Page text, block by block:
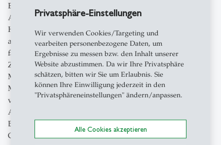
Privatsphäre-Einstellungen
Wir verwenden Cookies/Targeting und
vearbeiten personenbezogene Daten, um
Ergebnisse zu messen bzw. den Inhalt unserer
Website abzustimmen. Da wir Ihre Privatsphäre
schätzen, bitten wir Sie um Erlaubnis. Sie
können Ihre Einwilligung jederzeit in den
"Privatsphäreneinstellungen" ändern/anpassen.
Alle Cookies akzeptieren
Eingangs hielt Rektor Walter Adolf Jöhr eine kurze
Ansprache und legte mehrere Dokumente über die
Hochschule und die Institute in eine Metallkiste, die
anschliessend sorgsam verschweisst wurde. Unter
fachlicher Anleitung legte jedes Senatsmitglied einen
Ziegelstein im Verbund in den frisch aufgebrachten
Mörtel um die massive Holzkiste, die später den
Metallbehälter aufnehmen sollte. Der Behälter wurde
vorsichtig in den Holzrahmen eingelassen, und als
Abschluss deckte man das Ganze mit einer schweren
Betonplatte mit der Inschrift «Handels-Hochschule
Grundsteinlegung 9. Juli 1960» ab.